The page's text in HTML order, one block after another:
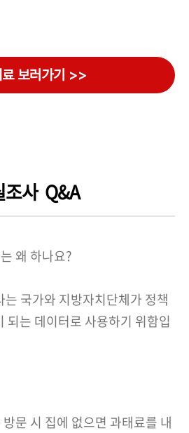
료 보러가기 >>
조사 Q&A
왜 하나요?
국가와 지방자치단체가 정책
되는 데이터로 사용하기 위함입
문 시 집에 없으면 과태료를 내